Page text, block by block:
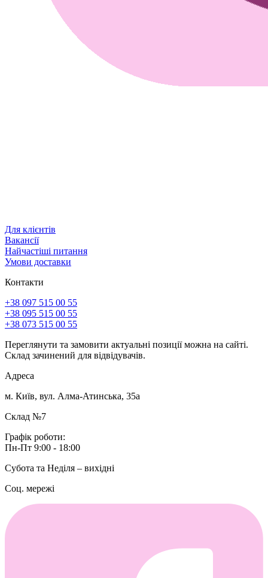
Для клієнтів
Вакансії
Найчастіші питання
Умови доставки
Контакти
+38 097 515 00 55
+38 095 515 00 55
+38 073 515 00 55
Переглянути та замовити актуальні позиції можна на сайті.
Склад зачинений для відвідувачів.
Адреса
м. Київ, вул. Алма-Атинська, 35а
Склад №7
Графік роботи:
Пн-Пт 9:00 - 18:00
Субота та Неділя – вихідні
Соц. мережі